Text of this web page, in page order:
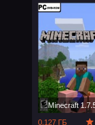
Minecraft
0.127 ГБ